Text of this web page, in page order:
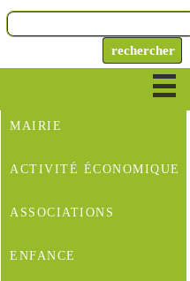
MAIRIE
ACTIVITÉ ÉCONOMIQUE
ASSOCIATIONS
ENFANCE